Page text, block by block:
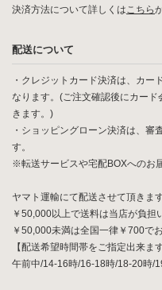
決済方法について詳しくはこちら
配送について
・クレジットカード決済は、カー
なります。(ご注文確認後にカー
きます。)
・ショッピングローン決済は、審
す。
※転送サービスや宅配BOXへのお
ヤマト運輸にて配送させて頂きます
￥50,000以上で送料は当店が負担
￥50,000未満は全国一律￥700で
【配送希望時間帯をご指定出来ます
午前中/14-16時/16-18時/18-20時/